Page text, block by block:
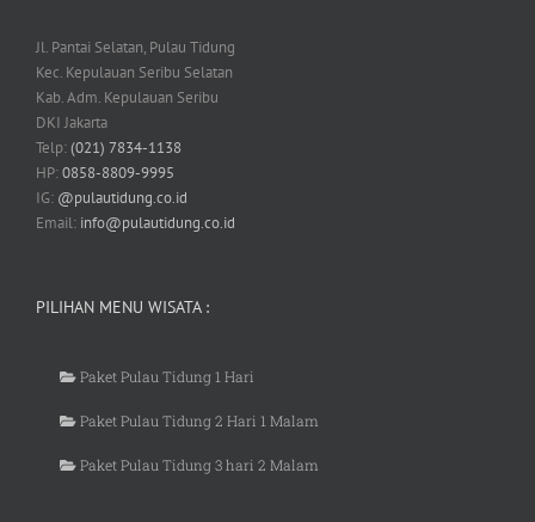
Jl. Pantai Selatan, Pulau Tidung
Kec. Kepulauan Seribu Selatan
Kab. Adm. Kepulauan Seribu
DKI Jakarta
Telp:(021) 7834-1138
HP:0858-8809-9995
IG: @pulautidung.co.id
Email: info@pulautidung.co.id
PILIHAN MENU WISATA :
Paket Pulau Tidung 1 Hari
Paket Pulau Tidung 2 Hari 1 Malam
Paket Pulau Tidung 3 hari 2 Malam